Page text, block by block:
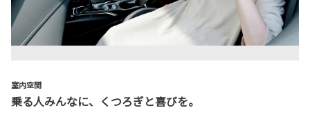
室内空間
乗る人みんなに、くつろぎと喜びを。